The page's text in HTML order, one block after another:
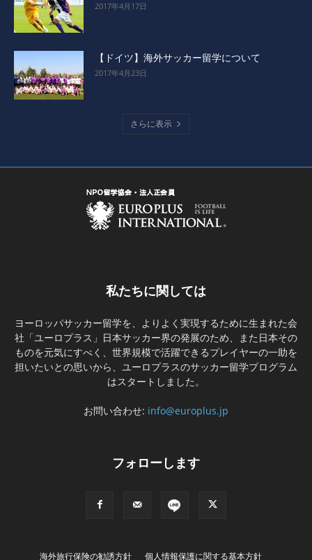
2017年4月17日
【ドイツ】海外サッカー留学について
2017年4月23日
さらに表示
私たちに関しては
ヨーロッパサッカー留学を、よりよく実現するために生まれた会
社「ユーロプラス」日本サッカー界の発展のため、また日本その
ものを元気にすべく、世界規模で活躍できるプレイヤーの一助を
担いたいとの思いから、ユーロプラスのサッカー留学プログラム
はスタートしました。
お問い合わせ: info@europlus.jp
フォローします
海外旅行保険の勧誘方針 個人情報保護に関する基本方針